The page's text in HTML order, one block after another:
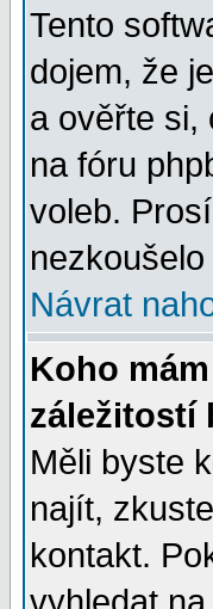
Tento
dojem, že
a ověřte si,
na fóru
voleb.
Návrat
Koho
záležitostí
Měli byste
najít,
kontakt.